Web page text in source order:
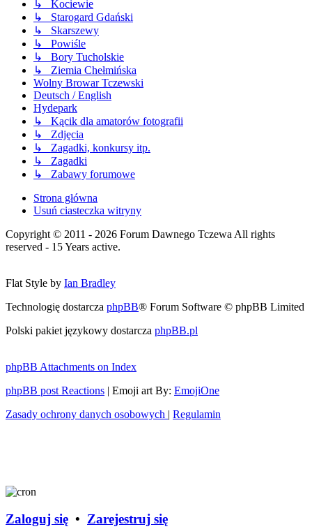
↳ Kociewie
↳ Starogard Gdański
↳ Skarszewy
↳ Powiśle
↳ Bory Tucholskie
↳ Ziemia Chełmińska
Wolny Browar Tczewski
Deutsch / English
Hydepark
↳ Kącik dla amatorów fotografii
↳ Zdjęcia
↳ Zagadki, konkursy itp.
↳ Zagadki
↳ Zabawy forumowe
Strona główna
Usuń ciasteczka witryny
Copyright © 2011 - 2026 Forum Dawnego Tczewa All rights
reserved - 15 Years active.
Flat Style by Ian Bradley
Technologię dostarcza phpBB® Forum Software © phpBB Limited
Polski pakiet językowy dostarcza phpBB.pl
phpBB Attachments on Index
phpBB post Reactions | Emoji art By: EmojiOne
Zasady ochrony danych osobowych | Regulamin
Zaloguj się • Zarejestruj się